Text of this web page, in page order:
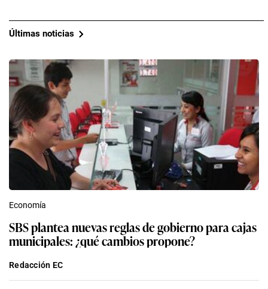
Últimas noticias
Economía
SBS plantea nuevas reglas de gobierno para cajas
municipales: ¿qué cambios propone?
Redacción EC